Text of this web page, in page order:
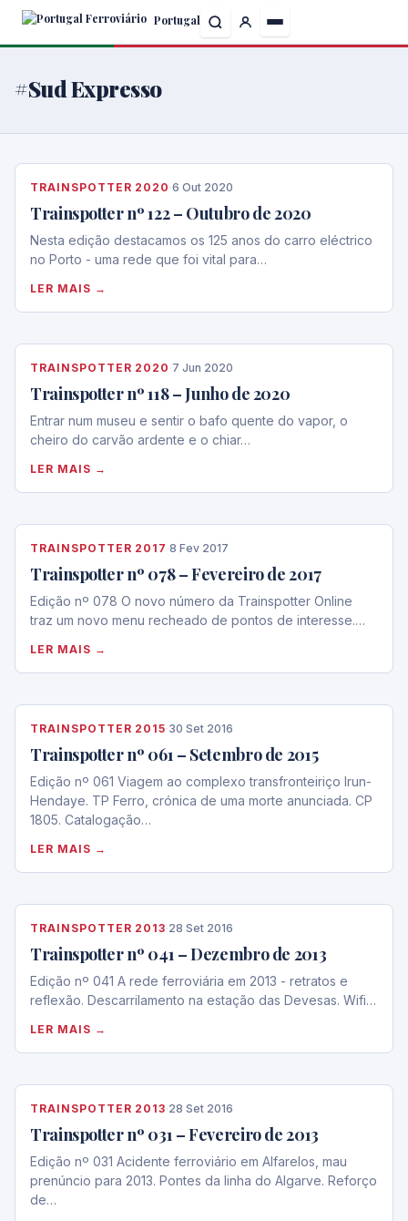
Skip
content
Portugal
#Sud Expresso
TRAINSPOTTER 2020 ·6 Out 2020
Trainspotter nº 122 – Outubro de 2020
Nesta edição destacamos os 125 anos do carro eléctrico
no Porto - uma rede que foi vital para…
LER MAIS →
TRAINSPOTTER 2020 ·7 Jun 2020
Trainspotter nº 118 – Junho de 2020
Entrar num museu e sentir o bafo quente do vapor, o
cheiro do carvão ardente e o chiar…
LER MAIS →
TRAINSPOTTER 2017 ·8 Fev 2017
Trainspotter nº 078 – Fevereiro de 2017
Edição nº 078 O novo número da Trainspotter Online
traz um novo menu recheado de pontos de interesse.…
LER MAIS →
TRAINSPOTTER 2015·30 Set 2016
Trainspotter nº 061 – Setembro de 2015
Edição nº 061 Viagem ao complexo transfronteiriço Irun-
Hendaye. TP Ferro, crónica de uma morte anunciada. CP
1805. Catalogação…
LER MAIS →
TRAINSPOTTER 2013·28 Set 2016
Trainspotter nº 041 – Dezembro de 2013
Edição nº 041 A rede ferroviária em 2013 - retratos e
reflexão. Descarrilamento na estação das Devesas. Wifi…
LER MAIS →
TRAINSPOTTER 2013·28 Set 2016
Trainspotter nº 031 – Fevereiro de 2013
Edição nº 031 Acidente ferroviário em Alfarelos, mau
prenúncio para 2013. Pontes da linha do Algarve. Reforço
de…